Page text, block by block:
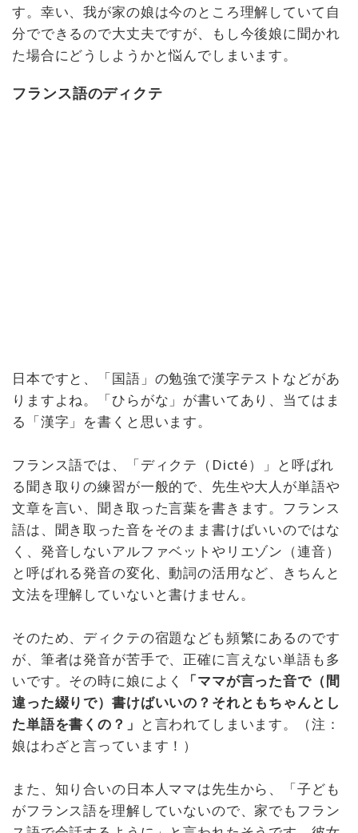
す。幸い、我が家の娘は今のところ理解していて自
分でできるので大丈夫ですが、もし今後娘に聞かれ
た場合にどうしようかと悩んでしまいます。
フランス語のディクテ
日本ですと、「国語」の勉強で漢字テストなどがあ
りますよね。「ひらがな」が書いてあり、当てはま
る「漢字」を書くと思います。
フランス語では、「ディクテ（Dicté）」と呼ばれ
る聞き取りの練習が一般的で、先生や大人が単語や
文章を言い、聞き取った言葉を書きます。フランス
語は、聞き取った音をそのまま書けばいいのではな
く、発音しないアルファベットやリエゾン（連音）
と呼ばれる発音の変化、動詞の活用など、きちんと
文法を理解していないと書けません。
そのため、ディクテの宿題なども頻繁にあるのです
が、筆者は発音が苦手で、正確に言えない単語も多
いです。その時に娘によく
「ママが言った音で（間
違った綴りで）書けばいいの？それともちゃんとし
た単語を書くの？」 と言われてしまいます。（注：
娘はわざと言っています！）
また、知り合いの日本人ママは先生から、「子ども
がフランス語を理解していないので、家でもフラン